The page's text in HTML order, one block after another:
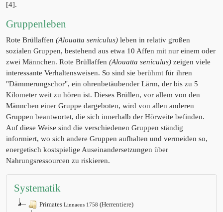
[4].
Gruppenleben
Rote Brüllaffen (Alouatta seniculus) leben in relativ großen
sozialen Gruppen, bestehend aus etwa 10 Affen mit nur einem oder
zwei Männchen. Rote Brüllaffen (Alouatta seniculus) zeigen viele
interessante Verhaltensweisen. So sind sie berühmt für ihren
"Dämmerungschor", ein ohrenbetäubender Lärm, der bis zu 5
Kilometer weit zu hören ist. Dieses Brüllen, vor allem von den
Männchen einer Gruppe dargeboten, wird von allen anderen
Gruppen beantwortet, die sich innerhalb der Hörweite befinden.
Auf diese Weise sind die verschiedenen Gruppen ständig
informiert, wo sich andere Gruppen aufhalten und vermeiden so,
energetisch kostspielige Auseinandersetzungen über
Nahrungsressourcen zu riskieren.
Systematik
Primates Linnaeus 1758 (Herrentiere)